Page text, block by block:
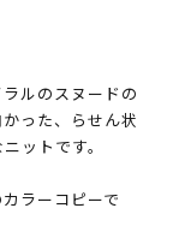
ルのスヌードの
った、らせん状
ットです。
ラーコピーで